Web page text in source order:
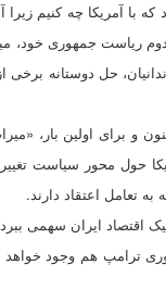
آمریکا چه کنیم زیرا
ریاست جمهوری خود،
حل دوستانه برخی
و برای اولین بار،
تا 1392، حاکمیت آمریکا
تعامل اعتقاد دارند.
اقتصاد ایران سهمی ببرد
ترامپ هم وجود